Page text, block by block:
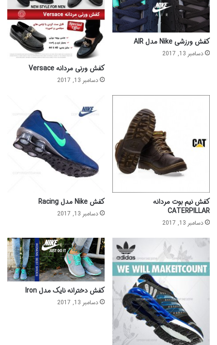
کفش ورزشی Nike مدل AIR
دسامبر 13, 2017
کفش ورنی مردانه Versace
دسامبر 13, 2017
کفش نیم بوت مردانه
CATERPILLAR
دسامبر 13, 2017
کفش Nike مدل Racing
دسامبر 13, 2017
کفش دخترانه نایک مدل Iron
دسامبر 13, 2017